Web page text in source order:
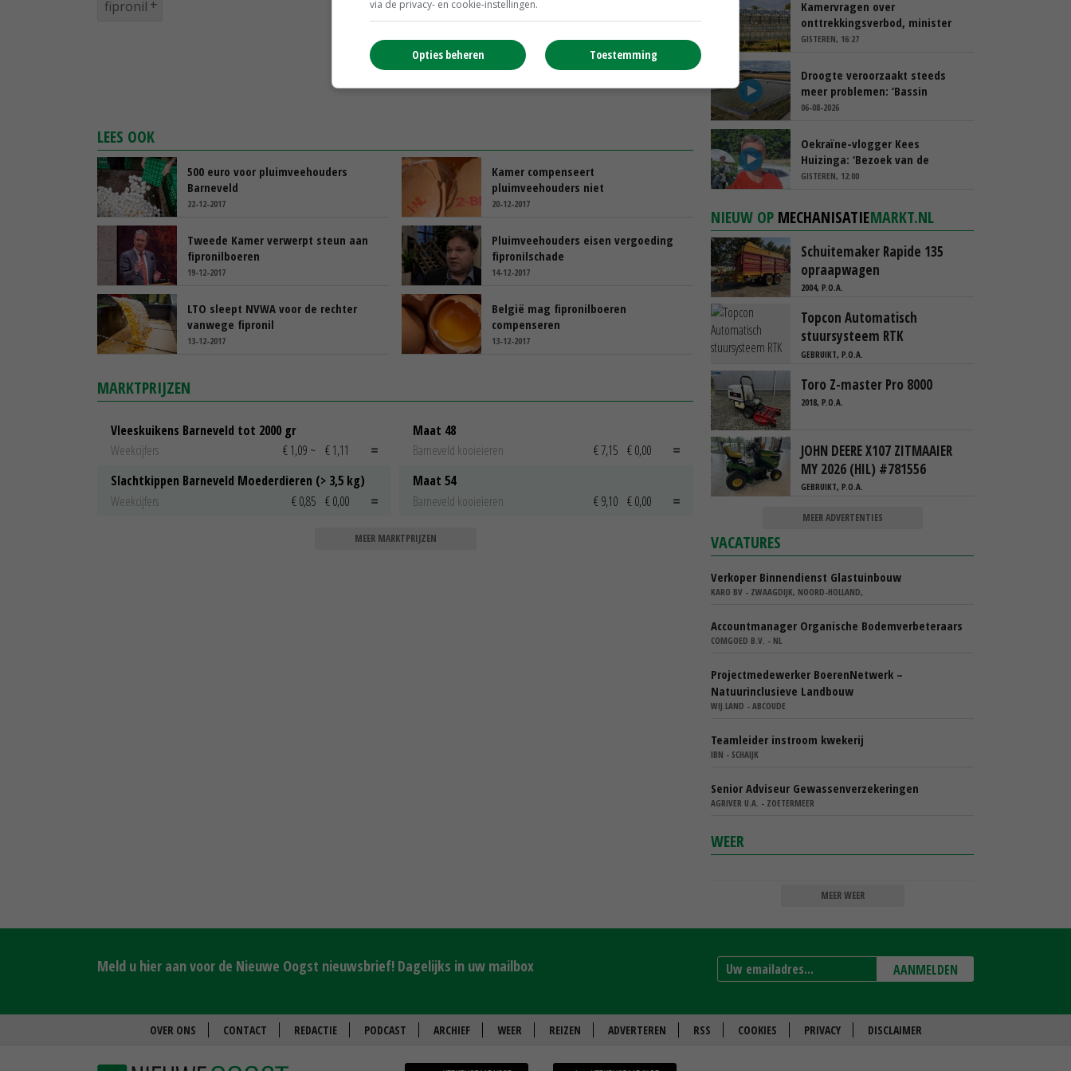
fipronil
LEES OOK
500 euro voor pluimveehouders
Barneveld
22-12-2017
Kamer compenseert
pluimveehouders niet
20-12-2017
Tweede Kamer verwerpt steun aan
fipronilboeren
19-12-2017
Pluimveehouders eisen vergoeding
fipronilschade
14-12-2017
LTO sleept NVWA voor de rechter
vanwege fipronil
13-12-2017
België mag fipronilboeren
compenseren
13-12-2017
MARKTPRIJZEN
Vleeskuikens Barneveld tot 2000 gr
Weekcijfers
€ 1,09 ~ € 1,11
Slachtkippen Barneveld Moederdieren (> 3,5 kg)
Weekcijfers
€ 0,85 € 0,00
Maat 48
Barneveld kooieieren
€ 7,15 € 0,00
Maat 54
Barneveld kooieieren
€ 9,10 € 0,00
MEER MARKTPRIJZEN
Kamervragen over
onttrekkingsverbod, minister
spreekt van ‘ondernemersrisico’
GISTEREN, 16:27
Droogte veroorzaakt steeds
meer problemen: ‘Bassin
afgelopen week al leeg’
06-08-2026
Oekraïne-vlogger Kees
Huizinga: ‘Bezoek van de
ambassade mag zelf groente
GISTEREN, 12:00
NIEUW OP MECHANISATIEMARKT.NL
Schuitemaker Rapide 135
opraapwagen
2004, P.O.A.
Topcon Automatisch
stuursysteem RTK
GEBRUIKT, P.O.A.
Toro Z-master Pro 8000
2018, P.O.A.
JOHN DEERE X107 ZITMAAIER
MY 2026 (HIL) #781556
GEBRUIKT, P.O.A.
MEER ADVERTENTIES
VACATURES
Verkoper Binnendienst Glastuinbouw
KARO BV - ZWAAGDIJK, NOORD-HOLLAND,
Accountmanager Organische Bodemverbeteraars
COMGOED B.V. - NL
Projectmedewerker BoerenNetwerk –
Natuurinclusieve Landbouw
WIJ.LAND - ABCOUDE
Teamleider instroom kwekerij
IBN - SCHAIJK
Senior Adviseur Gewassenverzekeringen
AGRIVER U.A. - ZOETERMEER
WEER
MEER WEER
Meld u hier aan voor de Nieuwe Oogst nieuwsbrief! Dagelijks in uw mailbox AANMELDEN
OVER ONS CONTACT REDACTIE PODCAST ARCHIEF WEER REIZEN ADVERTEREN RSS COOKIES PRIVACY DISCLAIMER
via de privacy- en cookie-instellingen.
Toestemming
Opties beheren